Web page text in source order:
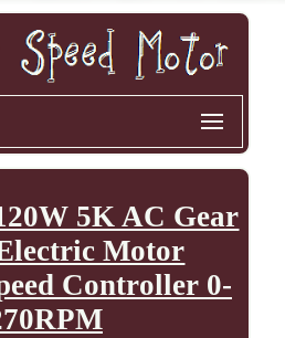
5K AC Gear
Motor
Controller 0-